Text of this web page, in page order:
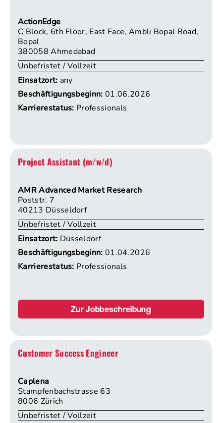
ActionEdge
C Block, 6th Floor, East Face, Ambli Bopal Road,
Bopal
380058 Ahmedabad
Unbefristet / Vollzeit
Einsatzort: any
Beschäftigungsbeginn:01.06.2026
Karrierestatus: Professionals
Project Assistant (m/w/d)
AMR Advanced Market Research
Poststr. 7
40213 Düsseldorf
Unbefristet / Vollzeit
Einsatzort: Düsseldorf
Beschäftigungsbeginn:01.04.2026
Karrierestatus: Professionals
Zur Jobbeschreibung
Customer Success Engineer
Caplena
Stampfenbachstrasse 63
8006 Zürich
Unbefristet / Vollzeit